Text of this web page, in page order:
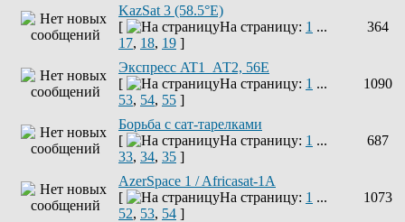
KazSat 3 (58.5°E)
[
На страницу: 1 ...
17, 18, 19 ]
364
Экспресс AT1_АТ2, 56E
[
На страницу: 1 ...
53, 54, 55 ]
1090
Борьба с сат-тарелками
[
На страницу: 1 ...
33, 34, 35 ]
687
AzerSpace 1 / Africasat-1A
[
На страницу: 1 ...
52, 53, 54 ]
1073